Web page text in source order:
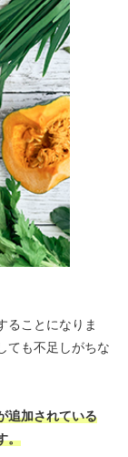
ることになりま
ても不足しがちな
追加されている
。